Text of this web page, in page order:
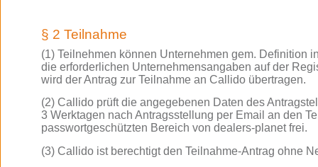
§ 2 Teilnahme
(1) Teilnehmen können Unternehmen gem. Definition
die erforderlichen Unternehmensangaben auf der
wird der Antrag zur Teilnahme an Callido übertragen.
(2) Callido prüft die angegebenen Daten des
3 Werktagen nach Antragsstellung per Email an den
passwortgeschützten Bereich von dealers-planet frei.
(3) Callido ist berechtigt den Teilnahme-Antrag ohne